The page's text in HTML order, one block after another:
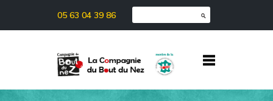
05 63 04 39 86